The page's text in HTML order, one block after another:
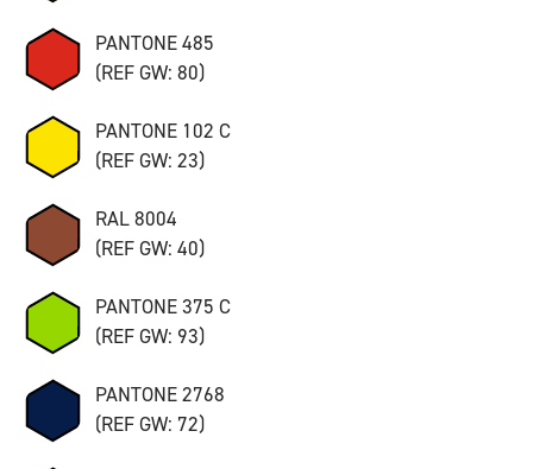
PANTONE 485
(REF GW: 80)
PANTONE 102 C
(REF GW: 23)
RAL 8004
(REF GW: 40)
PANTONE 375 C
(REF GW: 93)
PANTONE 2768
(REF GW: 72)